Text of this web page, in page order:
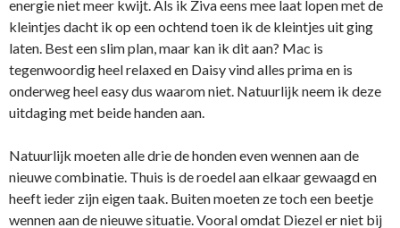
energie niet meer kwijt. Als ik Ziva eens mee laat lopen met de
kleintjes dacht ik op een ochtend toen ik de kleintjes uit ging
laten. Best een slim plan, maar kan ik dit aan? Mac is
tegenwoordig heel relaxed en Daisy vind alles prima en is
onderweg heel easy dus waarom niet. Natuurlijk neem ik deze
uitdaging met beide handen aan.
Natuurlijk moeten alle drie de honden even wennen aan de
nieuwe combinatie. Thuis is de roedel aan elkaar gewaagd en
heeft ieder zijn eigen taak. Buiten moeten ze toch een beetje
wennen aan de nieuwe situatie. Vooral omdat Diezel er niet bij